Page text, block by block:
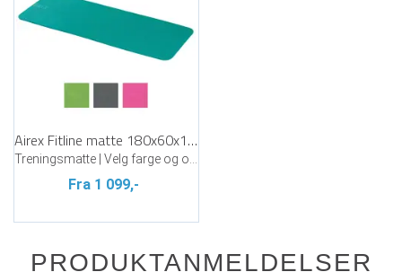
Airex Fitline matte 180x60x1 cm
Fra 1 099,-
PRODUKTANMELDELSER